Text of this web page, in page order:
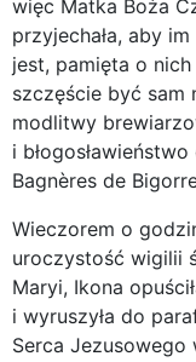
więc Matka Boża
przyjechała, aby
jest, pamięta o
szczęście być sam
modlitwy
i
Bagnères de
Wieczorem o
uroczystość wigilii
Maryi, Ikona
i wyruszyła do
Serca Jezusowego